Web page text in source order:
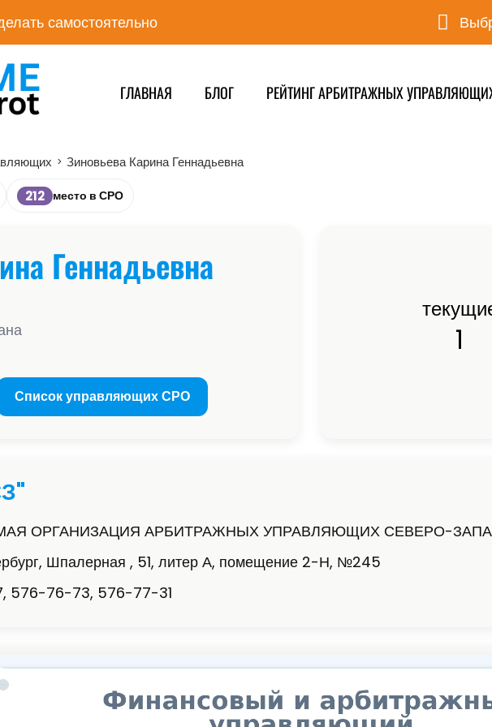
самостоятельно
ГЛАВНАЯ БЛОГ РЕЙТИНГ АРБИТРАЖНЫХ
> Зиновьева Карина Геннадьевна
212 место в СРО
Геннадьевна
Список управляющих СРО
1
ОРГАНИЗАЦИЯ АРБИТРАЖНЫХ УПРАВЛЯЮЩИХ СЕВЕРО-
Шпалерная , 51, литер А, помещение 2-Н, №245
576-76-73, 576-77-31